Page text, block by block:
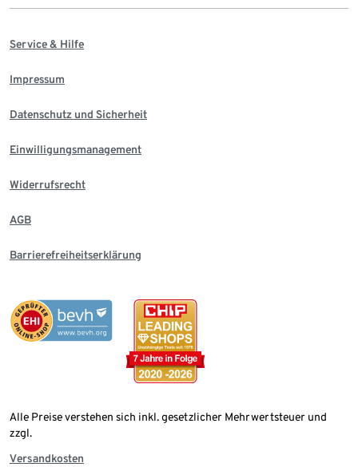
Service & Hilfe
Impressum
Datenschutz und Sicherheit
Einwilligungsmanagement
Widerrufsrecht
AGB
Barrierefreiheitserklärung
Alle Preise verstehen sich inkl. gesetzlicher Mehrwertsteuer und
zzgl.
Versandkosten